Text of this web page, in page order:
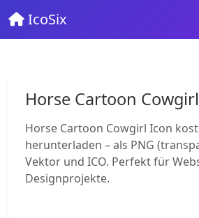
IcoSix
Horse Cartoon
Horse Cartoon Cowgirl Icon
herunterladen – als PNG
Vektor und ICO. Perfekt für
Designprojekte.